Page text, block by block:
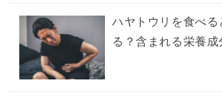
ハヤトウリを食べる
る？含まれる栄養成